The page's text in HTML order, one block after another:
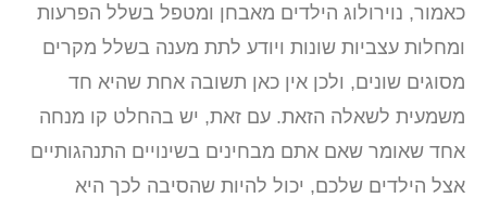
כאמור, נוירולוג הילדים מאבחן ומטפל בשלל הפרעות
ומחלות עצביות שונות ויודע לתת מענה בשלל מקרים
מסוגים שונים, ולכן אין כאן תשובה אחת שהיא חד
משמעית לשאלה הזאת. עם זאת, יש בהחלט קו מנחה
אחד שאומר שאם אתם מבחינים בשינויים התנהגותיים
אצל הילדים שלכם, יכול להיות שהסיבה לכך היא